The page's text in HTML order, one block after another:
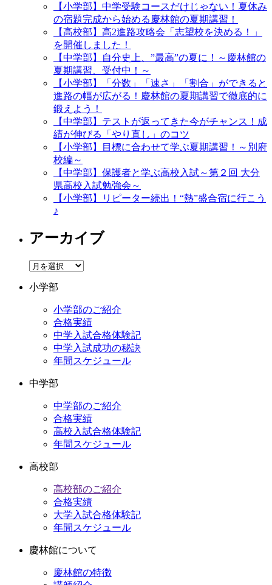
【小学部】中学受験コースだけじゃない！夏休み
の宿題完成から始める慶林館の夏期講習！
【高校部】高2進路攻略会「志望校を決める！」
を開催しました！
【中学部】自分史上、”最高”の夏に！～慶林館の
夏期講習、受付中！～
【小学部】「分数」「速さ」「割合」ができると
進路の幅が広がる！慶林館の夏期講習で徹底的に
鍛えよう！
【中学部】テストが返ってきた今がチャンス！成
績が伸びる「やり直し」のコツ
【小学部】目標に合わせて学ぶ夏期講習！～別府
校編～
【中学部】保護者と学ぶ高校入試～第２回 大分
県高校入試勉強会～
【小学部】リピーター続出！“熱”盛合宿に行こう
♪
アーカイブ
ア
カ
小学部
小学部のご紹介
合格実績
中学入試合格体験記
中学入試成功の秘訣
年間スケジュール
中学部
中学部のご紹介
合格実績
高校入試合格体験記
年間スケジュール
高校部
高校部のご紹介
合格実績
大学入試合格体験記
年間スケジュール
慶林館について
慶林館の特徴